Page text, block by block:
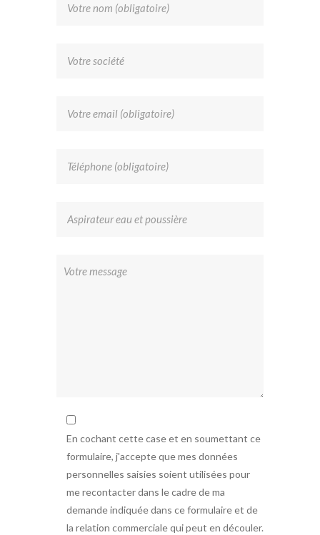
En cochant cette case et en soumettant ce
formulaire, j'accepte que mes données
personnelles saisies soient utilisées pour
me recontacter dans le cadre de ma
demande indiquée dans ce formulaire et de
la relation commerciale qui peut en découler.